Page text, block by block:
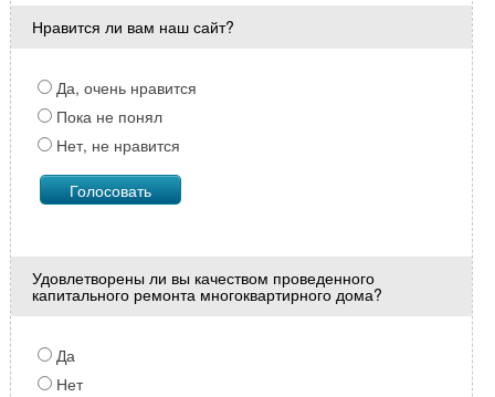
Нравится ли вам наш сайт?
Да, очень нравится
Пока не понял
Нет, не нравится
Удовлетворены ли вы качеством проведенного
капитального ремонта многоквартирного дома?
Да
Нет